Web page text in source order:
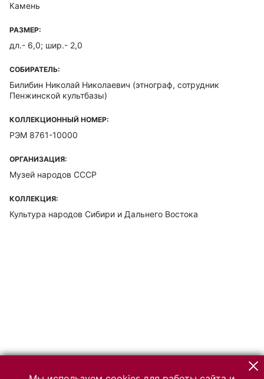
Камень
РАЗМЕР:
дл.- 6,0; шир.- 2,0
СОБИРАТЕЛЬ:
Билибин Николай Николаевич (этнограф, сотрудник
Пенжинской культбазы)
КОЛЛЕКЦИОННЫЙ НОМЕР:
РЭМ 8761-10000
ОРГАНИЗАЦИЯ:
Музей народов СССР
КОЛЛЕКЦИЯ:
Культура народов Сибири и Дальнего Востока